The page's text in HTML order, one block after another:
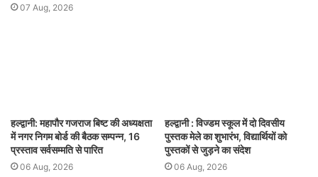
07 Aug, 2026
हल्द्वानी: महापौर गजराज बिष्ट की अध्यक्षता
में नगर निगम बोर्ड की बैठक सम्पन्न, 16
प्रस्ताव सर्वसम्मति से पारित
06 Aug, 2026
हल्द्वानी : विज्डम स्कूल में दो दिवसीय
पुस्तक मेले का शुभारंभ, विद्यार्थियों को
पुस्तकों से जुड़ने का संदेश
06 Aug, 2026